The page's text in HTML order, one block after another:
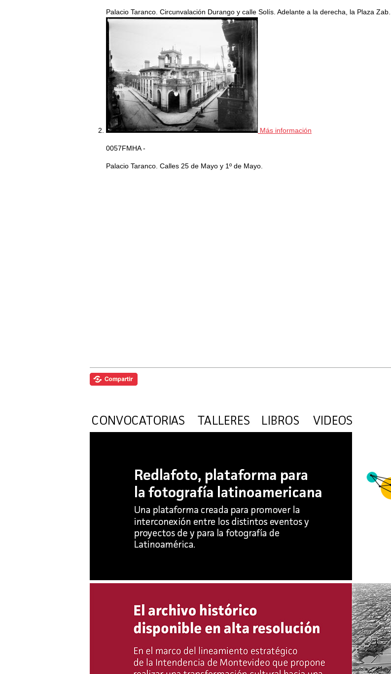
Palacio Taranco. Circunvalación Durango y calle Solís. Adelante a la derecha, la Plaza Zab...
Más información
0057FMHA -
Palacio Taranco. Calles 25 de Mayo y 1º de Mayo.